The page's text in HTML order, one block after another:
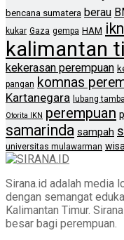
bencana sumatera berau
kukar Gaza gempa HAM ikn
kalimantan
kekerasan perempuan
pangan komnas
Kartanegara lubang
Otorita IKN perempuan
samarinda sampah
universitas mulawarman
Sirana.id adalah media
dengan semangat
Kalimantan Timur.
besar bagi perempuan.